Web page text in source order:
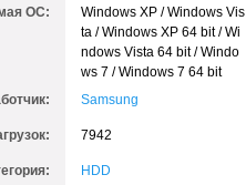
ОС:
Windows XP / Windows Vis
ta / Windows XP 64 bit / Wi
ndows Vista 64 bit / Windo
ws 7 / Windows 7 64 bit
Samsung
7942
HDD